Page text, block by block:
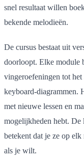
snel resultaat willen
bekende melodieën.
De cursus bestaat uit
doorloopt. Elke module
vingeroefeningen tot
keyboard-diagrammen.
met nieuwe lessen en
mogelijkheden hebt. De
betekent dat je ze op
als je wilt.